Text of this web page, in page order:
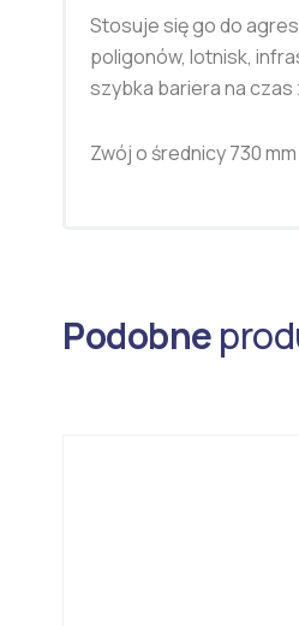
Stosuje się go do
poligonów, lotnisk,
szybka bariera na
Zwój o średnicy 730
Podobne